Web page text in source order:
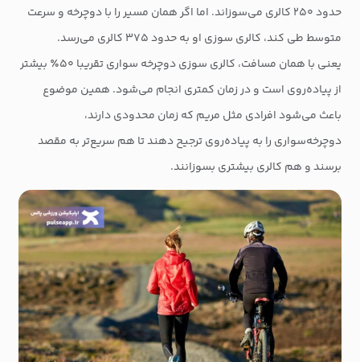
حدود ۲۵۰ کالری می‌سوزاند. اما اگر همان مسیر را با دوچرخه و سرعت
متوسط طی کند، کالری سوزی او به حدود ۳۷۵ کالری می‌رسد.
یعنی با همان مسافت، کالری سوزی دوچرخه سواری تقریبا ۵۰٪ بیشتر
از پیاده‌روی است و در زمان کمتری انجام می‌شود. همین موضوع
باعث می‌شود افرادی مثل مریم که زمان محدودی دارند،
دوچرخه‌سواری را به پیاده‌روی ترجیح دهند تا هم سریع‌تر به مقصد
برسند و هم کالری بیشتری بسوزانند.